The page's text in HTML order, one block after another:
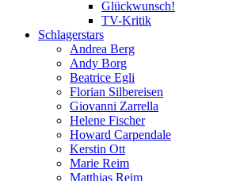
Glückwunsch!
TV-Kritik
Schlagerstars
Andrea Berg
Andy Borg
Beatrice Egli
Florian Silbereisen
Giovanni Zarrella
Helene Fischer
Howard Carpendale
Kerstin Ott
Marie Reim
Matthias Reim